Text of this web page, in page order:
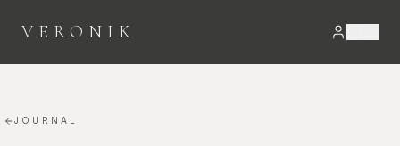
VERONIK
JOURNAL